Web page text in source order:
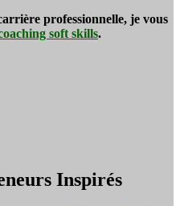
professionnelle, je vous
soft skills.
Inspirés